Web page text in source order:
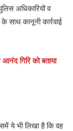
अधिकारियों व
साथ कानूनी कार्रवाई
गिरि को बताया
ये भी लिखा है कि वह